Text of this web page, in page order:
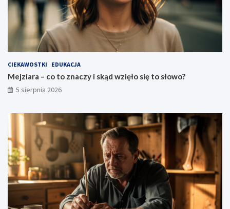
CIEKAWOSTKI EDUKACJA
Mejziara – co to znaczy i skąd wzięło się to słowo?
5 sierpnia 2026